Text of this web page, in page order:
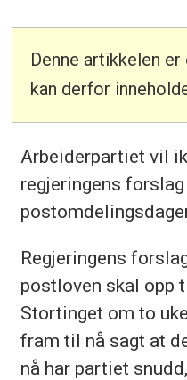
Denne artikkelen
kan derfor
Arbeiderpartiet vil
regjeringens
Regjeringens
postloven skal opp
Stortinget om to
fram til nå sagt at
nå har partiet